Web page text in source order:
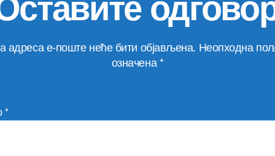
адреса е-поште неће бити објављена. Неопходна
означена *
*